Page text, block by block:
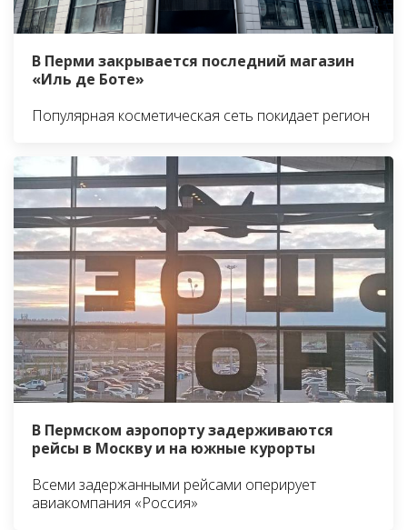
В Перми закрывается последний магазин
«Иль де Боте»
Популярная косметическая сеть покидает регион
В Пермском аэропорту задерживаются
рейсы в Москву и на южные курорты
Всеми задержанными рейсами оперирует
авиакомпания «Россия»